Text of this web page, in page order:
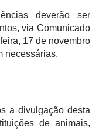
deverão ser
via Comunicado
17 de novembro
necessárias.
a divulgação desta
de animais,